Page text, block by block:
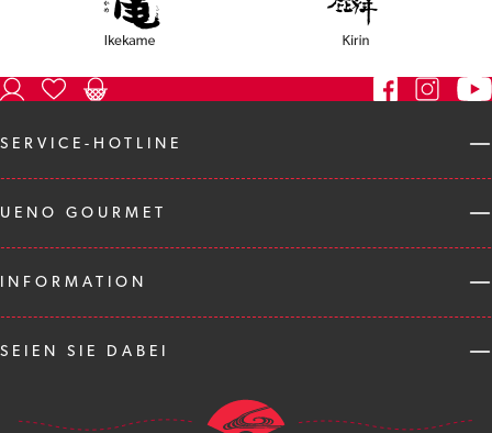
SERVICE-HOTLINE
UENO GOURMET
INFORMATION
SEIEN SIE DABEI